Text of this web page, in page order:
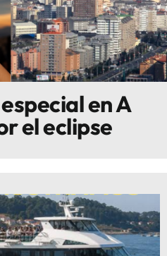
en A
el eclipse